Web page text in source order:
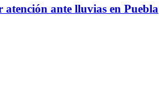
ante lluvias en Puebla